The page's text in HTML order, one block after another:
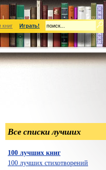
книг Играть!
Все списки лучших
100 лучших книг
100 лучших стихотворений